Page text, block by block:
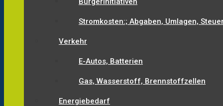
Stromkosten:; Abgaben, Umlagen,
Verkehr
E-Autos, Batterien
Gas, Wasserstoff, Brennstoffzellen
Energiebedarf